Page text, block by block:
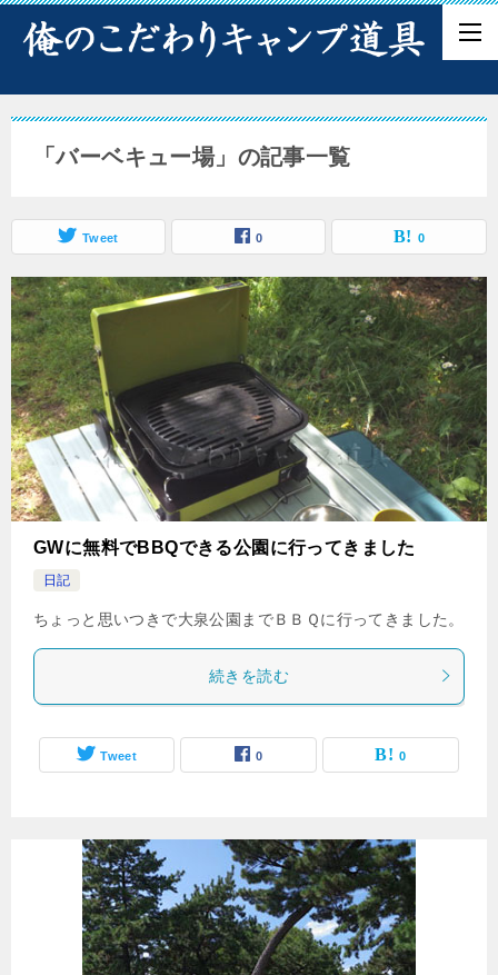
「バーベキュー場」の記事一覧
Tweet 0 0
GWに無料でBBQできる公園に行ってきました
日記
ちょっと思いつきで大泉公園までＢＢＱに行ってきました。
続きを読む
Tweet 0 0